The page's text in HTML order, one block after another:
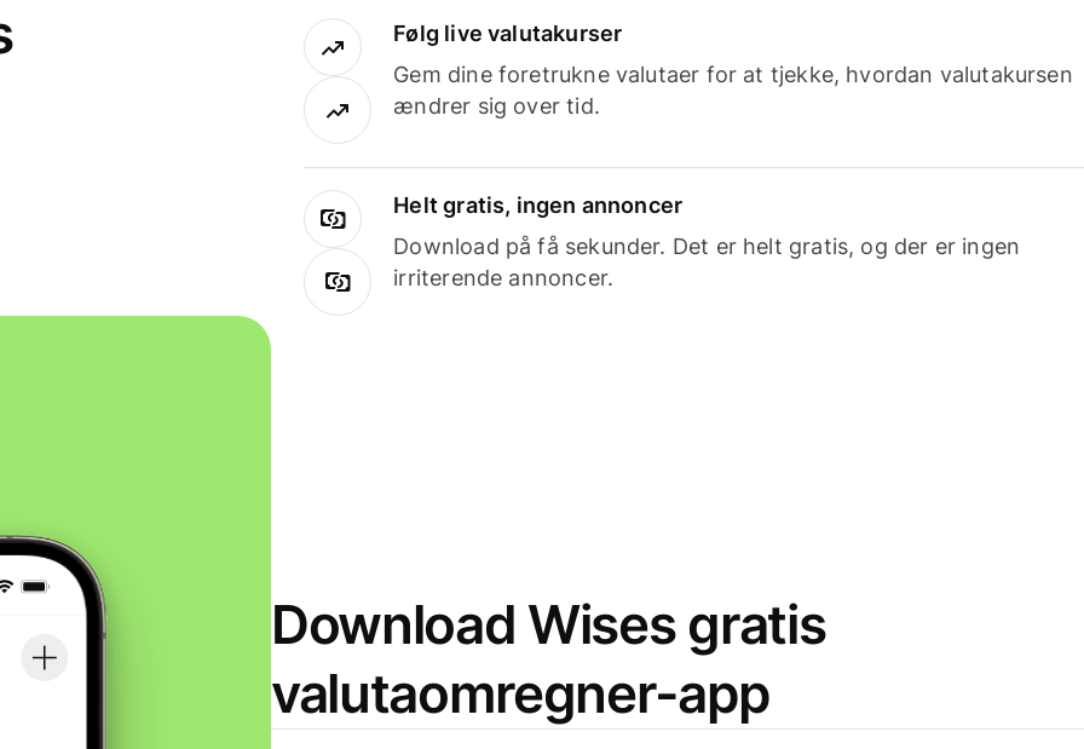
Følg live valutakurser
Gem dine foretrukne valutaer for at tjekke, hvordan valutakursen
ændrer sig over tid.
Helt gratis, ingen annoncer
Download på få sekunder. Det er helt gratis, og der er ingen
irriterende annoncer.
Download Wises gratis
valutaomregner-app